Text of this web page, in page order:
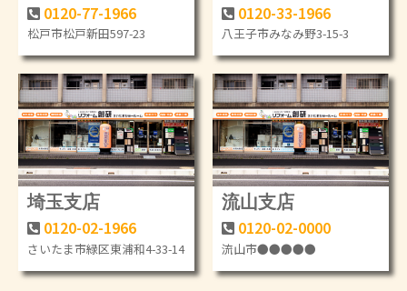
0120-77-1966
松戸市松戸新田597-23
0120-33-1966
八王子市みなみ野3-15-3
埼玉支店
0120-02-1966
さいたま市緑区東浦和4-33-14
流山支店
0120-02-0000
流山市●●●●●